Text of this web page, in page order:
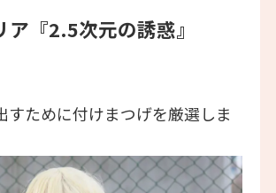
ア『2.5次元の誘惑』
すために付けまつげを厳選しま